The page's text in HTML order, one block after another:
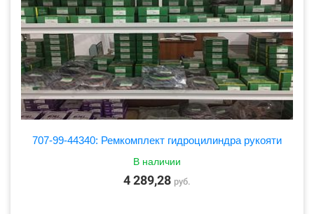
707-99-44340: Ремкомплект гидроцилиндра рукояти
В наличии
4 289,28 руб.